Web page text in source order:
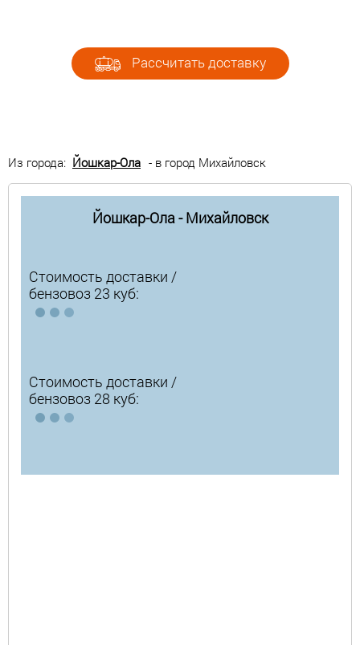
Рассчитать доставку
Из города: Йошкар-Ола - в город Михайловск
Йошкар-Ола - Михайловск
Стоимость доставки /
бензовоз 23 куб:
Стоимость доставки /
бензовоз 28 куб: